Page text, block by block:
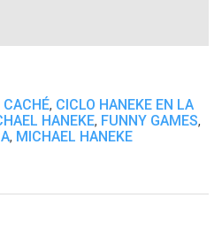
CACHÉ, CICLO HANEKE EN LA
HANEKE, FUNNY GAMES,
, MICHAEL HANEKE